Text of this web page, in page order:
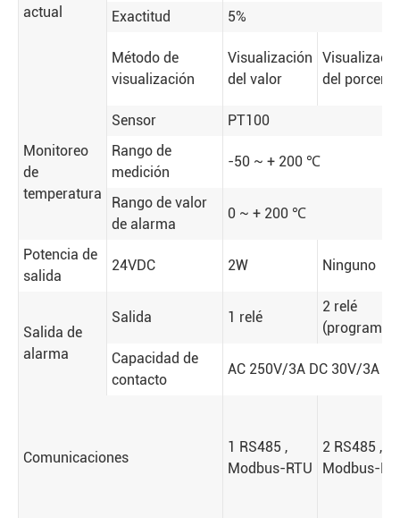
actual
Exactitud 5%
Método de
visualización
Visualización
del valor
del
Monitoreo
de
temperatura
Sensor
PT100
Rango de
medición
-50 ~ + 200 ℃
Rango de valor
de alarma
0 ~ + 200 ℃
Potencia de
salida
24VDC 2W Ninguno
Salida de
alarma
Salida 1 relé
2 relé
Capacidad de
contacto
AC 250V/3A DC 30V/3A
Comunicaciones
1 RS485 ,
Modbus-RTU
2 RS485 ,
Modbus-